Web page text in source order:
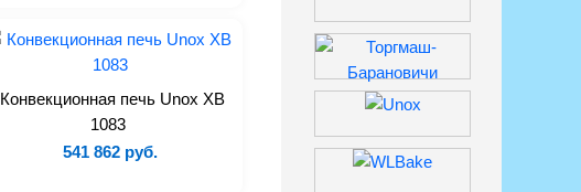
Конвекционная печь Unox XB
1083
541 862 руб.